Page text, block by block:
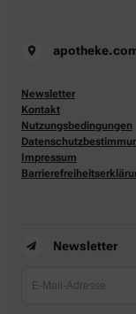
Newsletter
Kontakt
Nutzungsbedingungen
Impressum
Newsletter